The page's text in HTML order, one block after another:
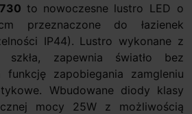
to nowoczesne lustro LED o
przeznaczone do łazienek
IP44). Lustro wykonane z
szkła, zapewnia światło bez
funkcję zapobiegania zamgleniu
Wbudowane diody klasy
mocy 25W z możliwością